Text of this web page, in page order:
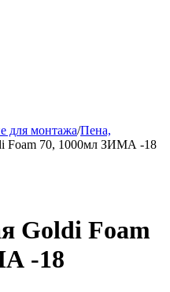
для монтажа/Пена,
Foam 70, 1000мл ЗИМА -18
Goldi Foam
-18